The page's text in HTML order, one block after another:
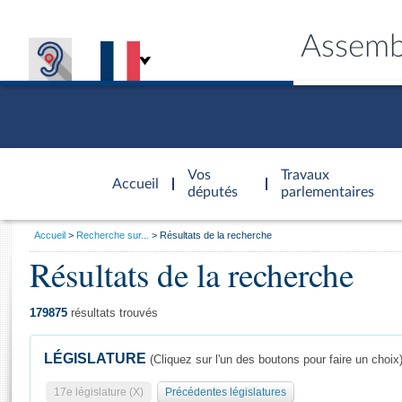
Accueil
d'accueil
Vos
députés
Travaux
parlementaires
Général
Vous
Accueil Recherche sur... Résultats de la recherche
Résultats de la recherche
179875 résultats trouvés
LÉGISLATURE (Cliquez sur l'un des boutons pour faire un choix)
17e législature (X) Précédentes législatures